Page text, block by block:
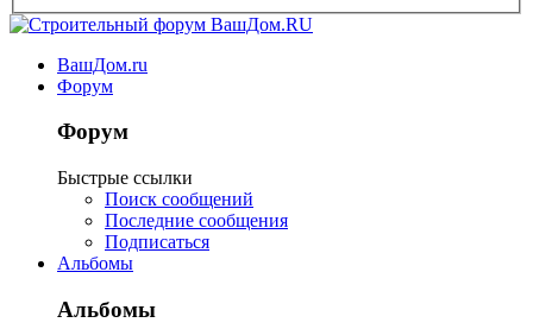
ВашДом.ru
Форум
Форум
Быстрые ссылки
Поиск сообщений
Последние сообщения
Подписаться
Альбомы
Альбомы